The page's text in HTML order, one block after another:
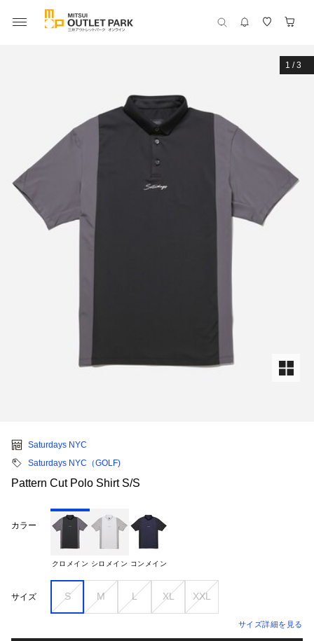
1 /3
Saturdays NYC
Saturdays NYC（GOLF)
Pattern Cut Polo Shirt S/S
カラー
クロメイン シロメイン コンメイン
サイズ S M L XL XXL
サイズ詳細を見る